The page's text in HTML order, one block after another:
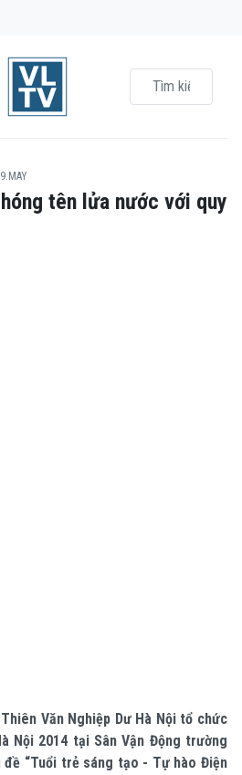
tên lửa nước với quy
Văn Nghiệp Dư Hà Nội tổ chức
Nội 2014 tại Sân Vận Động trường
đề “Tuổi trẻ sáng tạo - Tự hào Điện